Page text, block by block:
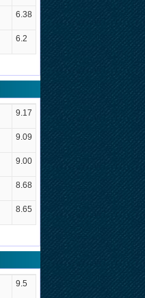
6.38
6.2
9.17
9.09
9.00
8.68
8.65
9.5